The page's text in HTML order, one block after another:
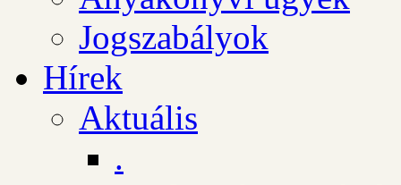
Jogszabályok
Hírek
Aktuális
.